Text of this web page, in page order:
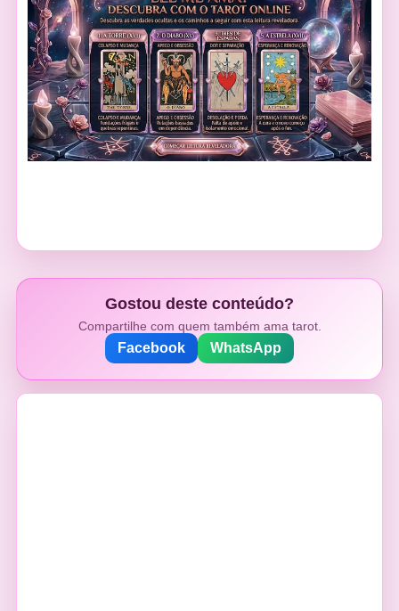
Gostou deste conteúdo?
Compartilhe com quem também ama tarot.
Facebook WhatsApp